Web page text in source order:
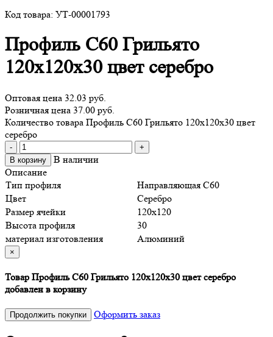
Код товара: УТ-00001793
Профиль С60 Грильято
120х120х30 цвет серебро
Оптовая цена 32.03 руб.
Розничная цена 37.00 руб.
Количество товара Профиль С60 Грильято 120х120х30 цвет
серебро
-
+
В корзину
В наличии
Описание
Тип профиля
Направляющая С60
Цвет
Серебро
Размер ячейки
120х120
Высота профиля
30
материал изготовления
Алюминий
×
Товар Профиль С60 Грильято 120х120х30 цвет серебро
добавлен в корзину
Продолжить покупки Оформить заказ